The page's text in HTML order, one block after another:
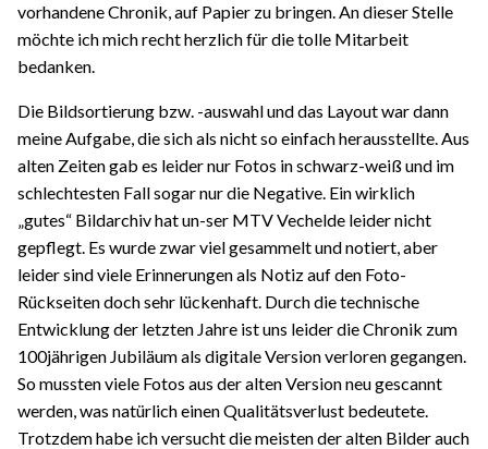
vorhandene Chronik, auf Papier zu bringen. An dieser Stelle
möchte ich mich recht herzlich für die tolle Mitarbeit
bedanken.
Die Bildsortierung bzw. -auswahl und das Layout war dann
meine Aufgabe, die sich als nicht so einfach herausstellte. Aus
alten Zeiten gab es leider nur Fotos in schwarz-weiß und im
schlechtesten Fall sogar nur die Negative. Ein wirklich
„gutes“ Bildarchiv hat un-ser MTV Vechelde leider nicht
gepflegt. Es wurde zwar viel gesammelt und notiert, aber
leider sind viele Erinnerungen als Notiz auf den Foto-
Rückseiten doch sehr lückenhaft. Durch die technische
Entwicklung der letzten Jahre ist uns leider die Chronik zum
100jährigen Jubiläum als digitale Version verloren gegangen.
So mussten viele Fotos aus der alten Version neu gescannt
werden, was natürlich einen Qualitätsverlust bedeutete.
Trotzdem habe ich versucht die meisten der alten Bilder auch